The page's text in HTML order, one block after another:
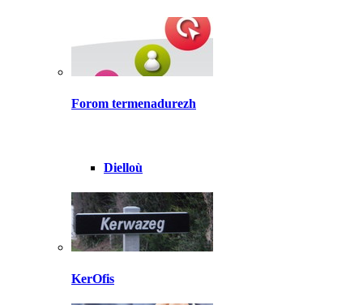
Forom termenadurezh
Dielloù
KerOfis